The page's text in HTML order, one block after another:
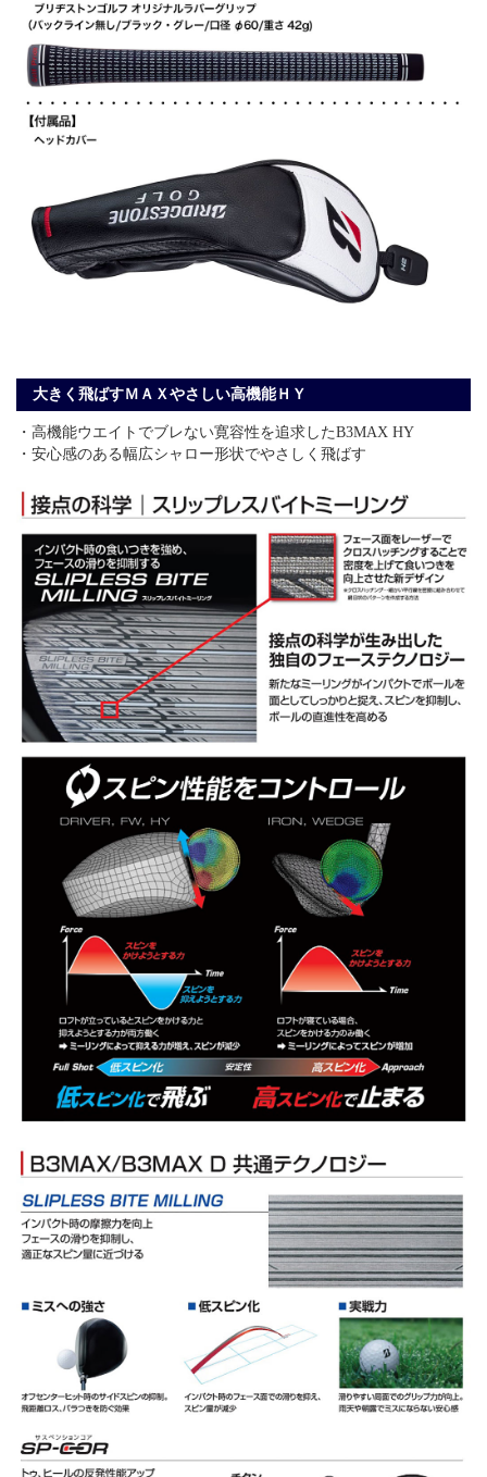
大きく飛ばすＭＡＸやさしい高機能ＨＹ
・高機能ウエイトでブレない寛容性を追求したB3MAX HY
・安心感のある幅広シャロー形状でやさしく飛ばす